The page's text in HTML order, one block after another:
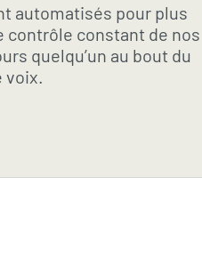
automatisés pour plus
contrôle constant de nos
quelqu’un au bout du